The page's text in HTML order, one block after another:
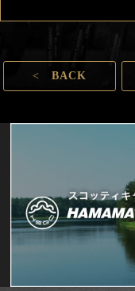
< BACK